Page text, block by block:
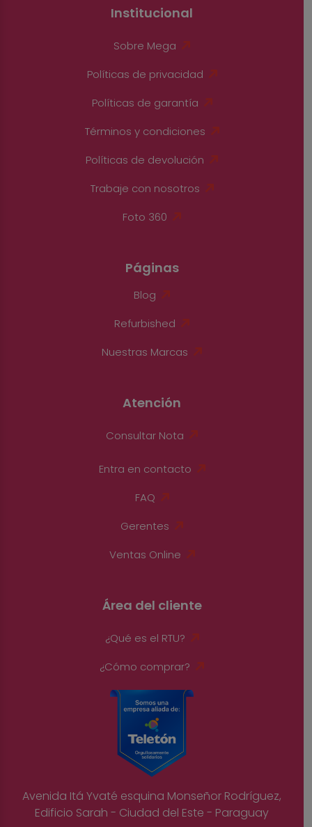
Institucional
Sobre Mega
Políticas de privacidad
Políticas de garantía
Términos y condiciones
Políticas de devolución
Trabaje con nosotros
Foto 360
Páginas
Blog
Refurbished
Nuestras Marcas
Atención
Consultar Nota
Entra en contacto
FAQ
Gerentes
Ventas Online
Área del cliente
¿Qué es el RTU?
¿Cómo comprar?
Avenida Itá Yvaté esquina Monseñor Rodríguez,
Edificio Sarah - Ciudad del Este - Paraguay